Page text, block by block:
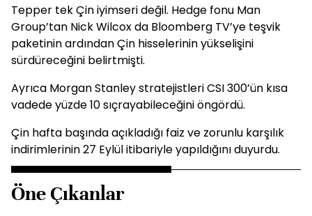
Tepper tek Çin iyimseri değil. Hedge fonu Man
Group’tan Nick Wilcox da Bloomberg TV’ye teşvik
paketinin ardından Çin hisselerinin yükselişini
sürdüreceğini belirtmişti.
Ayrıca Morgan Stanley stratejistleri CSI 300’ün kısa
vadede yüzde 10 sıçrayabileceğini öngördü.
Çin hafta başında açıkladığı faiz ve zorunlu karşılık
indirimlerinin 27 Eylül itibariyle yapıldığını duyurdu.
Öne Çıkanlar